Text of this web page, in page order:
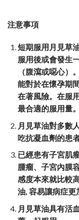
注意事項
短期服用月見草
服用後或會發生
（腹瀉或噁心）
能對於在懷孕期
在著風險。在服
最合適的服用量。
月見草油對多數
吃抗凝血劑的患
已經患有子宮肌
腫瘤、子宮內膜
感度本來就比較
油, 容易讓病症更
月見草油具有活